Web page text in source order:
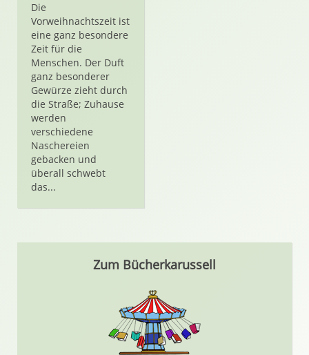
Die
Vorweihnachtszeit ist
eine ganz besondere
Zeit für die
Menschen. Der Duft
ganz besonderer
Gewürze zieht durch
die Straße; Zuhause
werden
verschiedene
Naschereien
gebacken und
überall schwebt
das...
Zum Bücherkarussell